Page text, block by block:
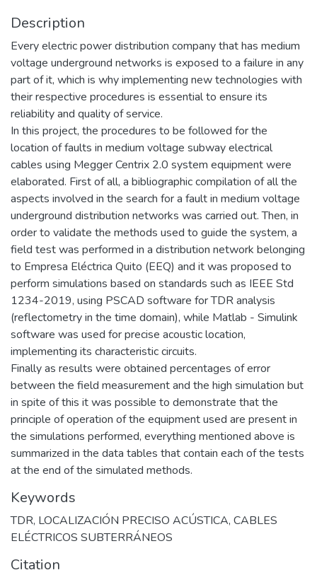
Description
Every electric power distribution company that has medium
voltage underground networks is exposed to a failure in any
part of it, which is why implementing new technologies with
their respective procedures is essential to ensure its
reliability and quality of service.
In this project, the procedures to be followed for the
location of faults in medium voltage subway electrical
cables using Megger Centrix 2.0 system equipment were
elaborated. First of all, a bibliographic compilation of all the
aspects involved in the search for a fault in medium voltage
underground distribution networks was carried out. Then, in
order to validate the methods used to guide the system, a
field test was performed in a distribution network belonging
to Empresa Eléctrica Quito (EEQ) and it was proposed to
perform simulations based on standards such as IEEE Std
1234-2019, using PSCAD software for TDR analysis
(reflectometry in the time domain), while Matlab - Simulink
software was used for precise acoustic location,
implementing its characteristic circuits.
Finally as results were obtained percentages of error
between the field measurement and the high simulation but
in spite of this it was possible to demonstrate that the
principle of operation of the equipment used are present in
the simulations performed, everything mentioned above is
summarized in the data tables that contain each of the tests
at the end of the simulated methods.
Keywords
TDR, LOCALIZACIÓN PRECISO ACÚSTICA, CABLES
ELÉCTRICOS SUBTERRÁNEOS
Citation